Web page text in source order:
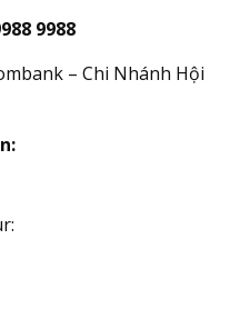
9988
– Chi Nhánh Hội